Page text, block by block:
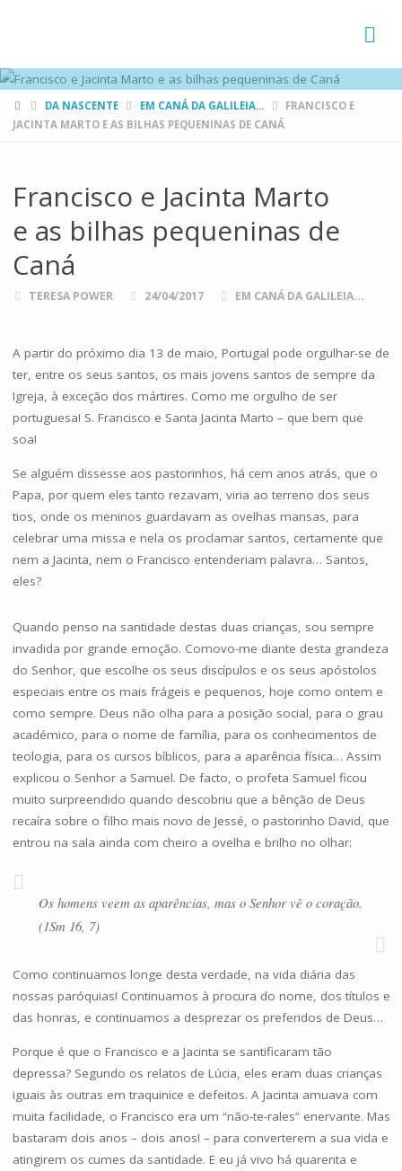
HOMEDA NASCENTE EM CANÁ DA GALILEIA...
FRANCISCO E
JACINTA MARTO E AS BILHAS PEQUENINAS DE CANÁ
Francisco e Jacinta Marto
e as bilhas pequeninas de
Caná
TERESA POWER 24/04/2017 EM CANÁ DA GALILEIA...
A partir do próximo dia 13 de maio, Portugal pode orgulhar-se de
ter, entre os seus santos, os mais jovens santos de sempre da
Igreja, à exceção dos mártires. Como me orgulho de ser
portuguesa! S. Francisco e Santa Jacinta Marto – que bem que
soa!
Se alguém dissesse aos pastorinhos, há cem anos atrás, que o
Papa, por quem eles tanto rezavam, viria ao terreno dos seus
tios, onde os meninos guardavam as ovelhas mansas, para
celebrar uma missa e nela os proclamar santos, certamente que
nem a Jacinta, nem o Francisco entenderiam palavra… Santos,
eles?
Quando penso na santidade destas duas crianças, sou sempre
invadida por grande emoção. Comovo-me diante desta grandeza
do Senhor, que escolhe os seus discípulos e os seus apóstolos
especiais entre os mais frágeis e pequenos, hoje como ontem e
como sempre. Deus não olha para a posição social, para o grau
académico, para o nome de família, para os conhecimentos de
teologia, para os cursos bíblicos, para a aparência física… Assim
explicou o Senhor a Samuel. De facto, o profeta Samuel ficou
muito surpreendido quando descobriu que a bênção de Deus
recaíra sobre o filho mais novo de Jessé, o pastorinho David, que
entrou na sala ainda com cheiro a ovelha e brilho no olhar:
Os homens veem as aparências, mas o Senhor vê o coração.
(1Sm 16, 7)
Como continuamos longe desta verdade, na vida diária das
nossas paróquias! Continuamos à procura do nome, dos títulos e
das honras, e continuamos a desprezar os preferidos de Deus…
Porque é que o Francisco e a Jacinta se santificaram tão
depressa? Segundo os relatos de Lúcia, eles eram duas crianças
iguais às outras em traquinice e defeitos. A Jacinta amuava com
muita facilidade, o Francisco era um “não-te-rales” enervante. Mas
bastaram dois anos – dois anos! – para converterem a sua vida e
atingirem os cumes da santidade. E eu já vivo há quarenta e